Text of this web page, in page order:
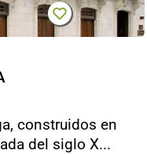
construidos en
del siglo X...